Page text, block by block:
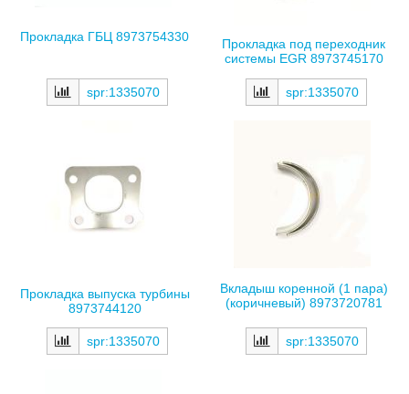
Прокладка ГБЦ 8973754330
spr:1335070
Прокладка под переходник
системы EGR 8973745170
spr:1335070
Прокладка выпуска турбины
8973744120
spr:1335070
Вкладыш коренной (1 пара)
(коричневый) 8973720781
spr:1335070